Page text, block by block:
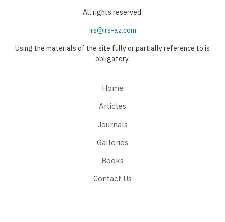
All rights reserved.
irs@irs-az.com
Using the materials of the site fully or partially reference to is
obligatory.
Home
Articles
Journals
Galleries
Books
Contact Us